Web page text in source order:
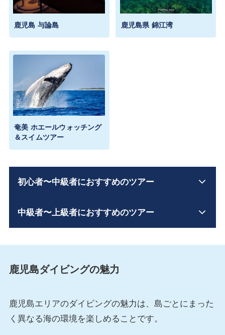
鹿児島 与論島 鹿児島県 錦江湾
奄美 ホエールウォッチング
＆スイムツアー
初心者〜中級者におすすめのツアー
中級者〜上級者におすすめのツアー
鹿児島ダイビングの魅力
鹿児島エリアのダイビングの魅力は、島ごとにまった
く異なる海の環境を楽しめることです。